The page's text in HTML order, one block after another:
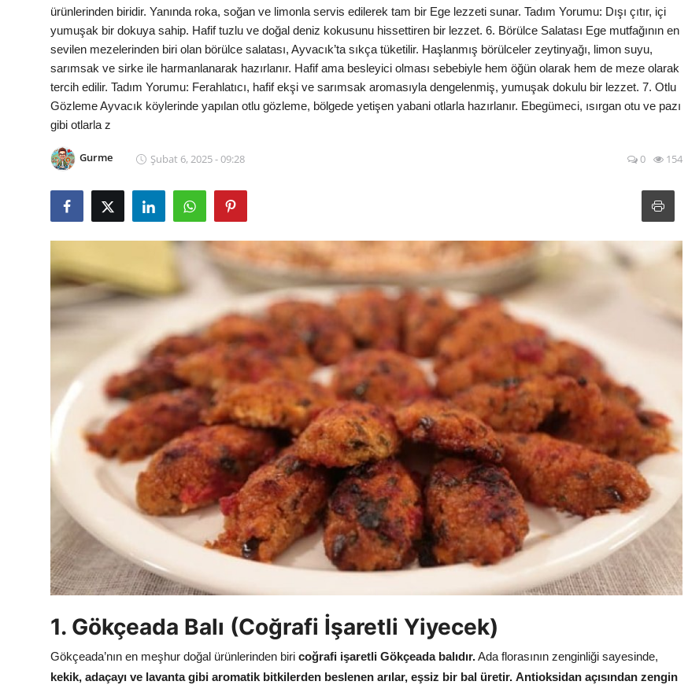
ürünlerinden biridir. Yanında roka, soğan ve limonla servis edilerek tam bir Ege lezzeti sunar. Tadım Yorumu: Dışı çıtır, içi
yumuşak bir dokuya sahip. Hafif tuzlu ve doğal deniz kokusunu hissettiren bir lezzet. 6. Börülce Salatası Ege mutfağının en
sevilen mezelerinden biri olan börülce salatası, Ayvacık’ta sıkça tüketilir. Haşlanmış börülceler zeytinyağı, limon suyu,
sarımsak ve sirke ile harmanlanarak hazırlanır. Hafif ama besleyici olması sebebiyle hem öğün olarak hem de meze olarak
tercih edilir. Tadım Yorumu: Ferahlatıcı, hafif ekşi ve sarımsak aromasıyla dengelenmiş, yumuşak dokulu bir lezzet. 7. Otlu
Gözleme Ayvacık köylerinde yapılan otlu gözleme, bölgede yetişen yabani otlarla hazırlanır. Ebegümeci, ısırgan otu ve pazı
gibi otlarla z
Gurme Şubat 6, 2025 - 09:28 0 154
1. Gökçeada Balı (Coğrafi İşaretli Yiyecek)
Gökçeada’nın en meşhur doğal ürünlerinden biri coğrafi işaretli Gökçeada balıdır.Ada florasının zenginliği sayesinde,
kekik, adaçayı ve lavanta gibi aromatik bitkilerden beslenen arılar, eşsiz bir bal üretir. Antioksidan açısından zengin